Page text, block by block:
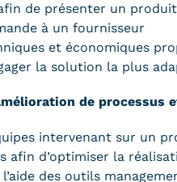
de présenter un
à un fournisseur
et économiques
la solution la plus
de processus
intervenant sur un
afin d’optimiser la
des outils